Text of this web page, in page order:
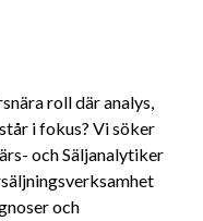
roll där analys,
i fokus? Vi söker
och Säljanalytiker
och